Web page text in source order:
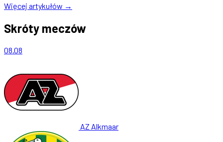
Więcej artykułów →
Skróty meczów
08.08
AZ Alkmaar